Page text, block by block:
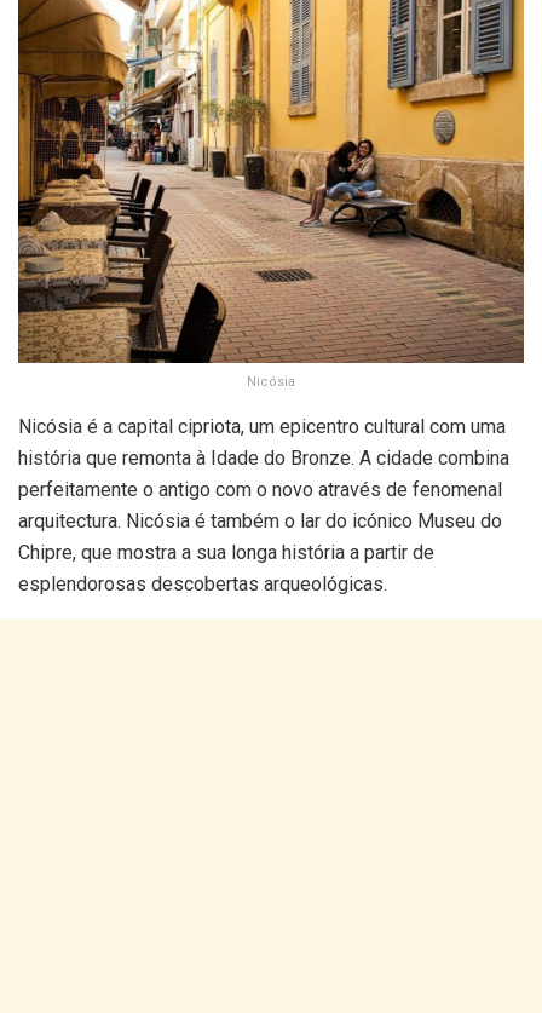
Nicósia
Nicósia é a capital cipriota, um epicentro cultural com uma
história que remonta à Idade do Bronze. A cidade combina
perfeitamente o antigo com o novo através de fenomenal
arquitectura. Nicósia é também o lar do icónico Museu do
Chipre, que mostra a sua longa história a partir de
esplendorosas descobertas arqueológicas.